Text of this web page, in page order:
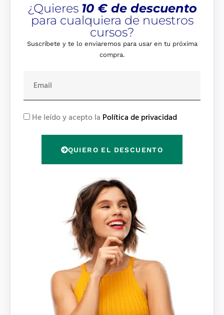
¿Quieres 10 € de descuento
para cualquiera de nuestros
cursos?
Suscríbete y te lo enviaremos para usar en tu próxima
compra.
a
iR He leído y acepto la Política de privacidad
QUIERO EL DESCUENTO